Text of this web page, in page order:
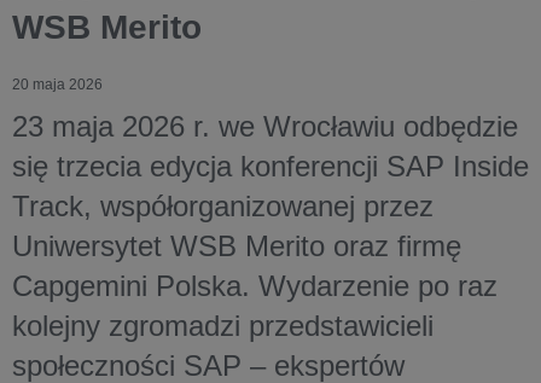
WSB Merito
20 maja 2026
23 maja 2026 r. we Wrocławiu odbędzie
się trzecia edycja konferencji SAP Inside
Track, współorganizowanej przez
Uniwersytet WSB Merito oraz firmę
Capgemini Polska. Wydarzenie po raz
kolejny zgromadzi przedstawicieli
społeczności SAP – ekspertów